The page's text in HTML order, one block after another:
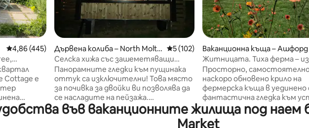
Средна оценка: 4,86 от 5, 445 отзива
4,86 (445)
Cottage е
на
Дървена колиба – North Molto
n
Средна оценка: 5 от 5, 102 отзива
5 (102)
Селска хижа със зашеметяващи
изгледи
Панорамните гледки към пущинака
оттук са изключителни! Това място
за почивка за двойки ви позволява да
се насладите на пейзажа.
Отпуснете се на удобни дивани,
гледайки през прозореца, или се
отпуснете в хидромасажната вана с
Ваканционна къща – Ашфорд
Житницата. Тиха ферма –
естуара
Просторно,
наскоро обновено крило на
фермерска къща в уединено
фантастична гледка към
отвъд него. Отделна
за барбекю, напълно
кухня, баня с душ, голям хол с
във ваканционните жилища под наем
Market